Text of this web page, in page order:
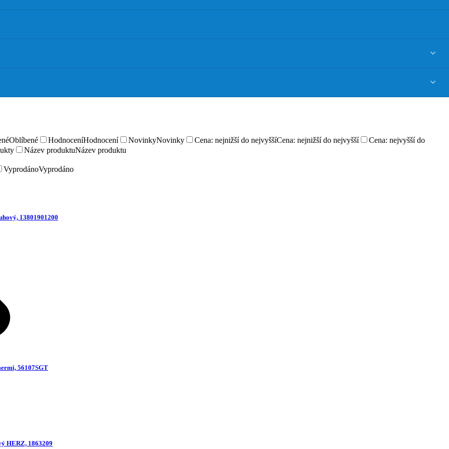
Oblíbené HodnoceníHodnocení NovinkyNovinky Cena: nejnižší do nejvyššíCena: nejnižší do nejvyšší
Cena: nejvyšší do
Název produktuNázev produktu
VyprodánoVyprodáno
13801901200
56107SGT
HERZ, 1863209